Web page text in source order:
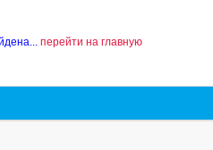
перейти на главную